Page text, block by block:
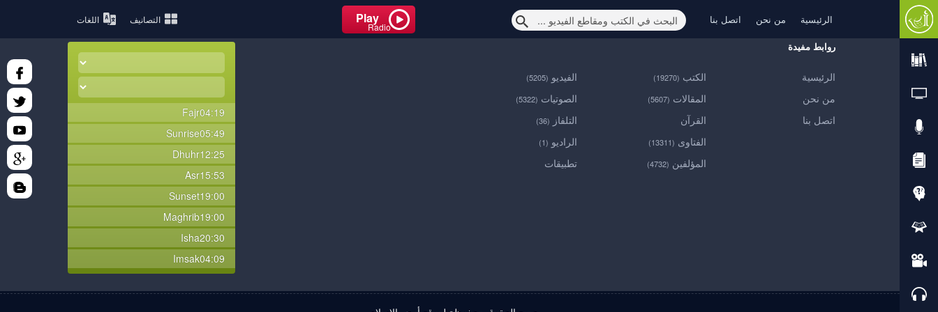
الرئيسية من نحن اتصل بنا Play
Radio
التصانيف اللغات
روابط مفيدة
الرئيسية
من نحن
اتصل بنا
الكتب (19270)
المقالات (5607)
القرآن
الفتاوى (13311)
المؤلفين (4732)
الفيديو (5205)
الصوتيات (5322)
التلفاز (36)
الراديو (1)
تطبيقات
Fajr04:19
Sunrise05:49
Dhuhr12:25
Asr15:53
Sunset19:00
Maghrib19:00
Isha20:30
Imsak04:09